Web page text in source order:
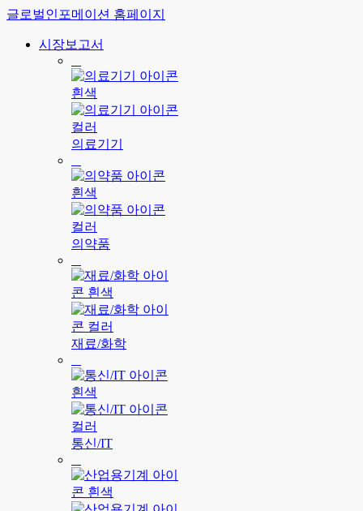
글로벌인포메이션 홈페이지
시장보고서
의료기기
의약품
재료/화학
통신/IT